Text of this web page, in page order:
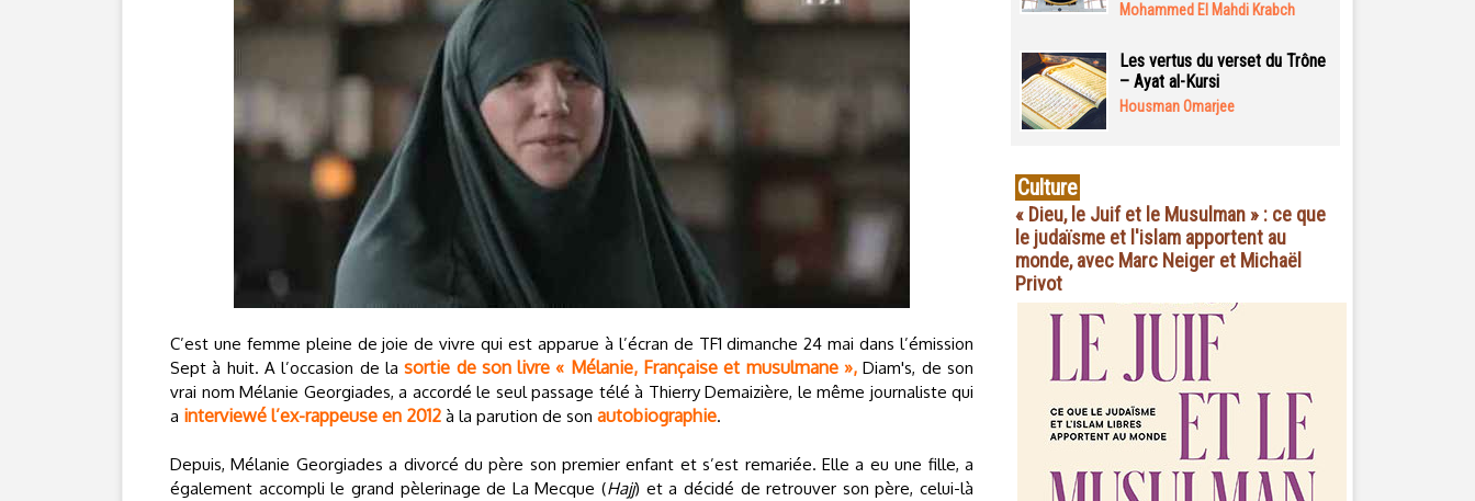
C’est une femme pleine de joie de vivre qui est apparue à l’écran de TF1 dimanche 24 mai dans l’émission
Sept à huit. A l’occasion de lasortie de son livre « Mélanie, Française et musulmane », Diam's, de son
vrai nom Mélanie Georgiades, a accordé le seul passage télé à Thierry Demaizière, le même journaliste qui
a interviewé l’ex-rappeuse en 2012 à la parution de son autobiographie.
Depuis, Mélanie Georgiades a divorcé du père son premier enfant et s’est remariée. Elle a eu une fille, a
également accompli le grand pèlerinage de La Mecque (Hajj) et a décidé de retrouver son père, celui-là
Mohammed El Mahdi Krabch
Les vertus du verset du Trône
– Ayat al-Kursi
Housman Omarjee
Culture
« Dieu, le Juif et le Musulman » : ce que
le judaïsme et l'islam apportent au
monde, avec Marc Neiger et Michaël
Privot